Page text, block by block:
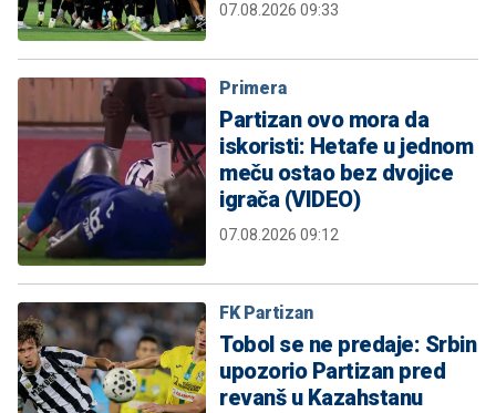
07.08.2026 09:33
Primera
Partizan ovo mora da
iskoristi: Hetafe u jednom
meču ostao bez dvojice
igrača (VIDEO)
07.08.2026 09:12
FK Partizan
Tobol se ne predaje: Srbin
upozorio Partizan pred
revanš u Kazahstanu